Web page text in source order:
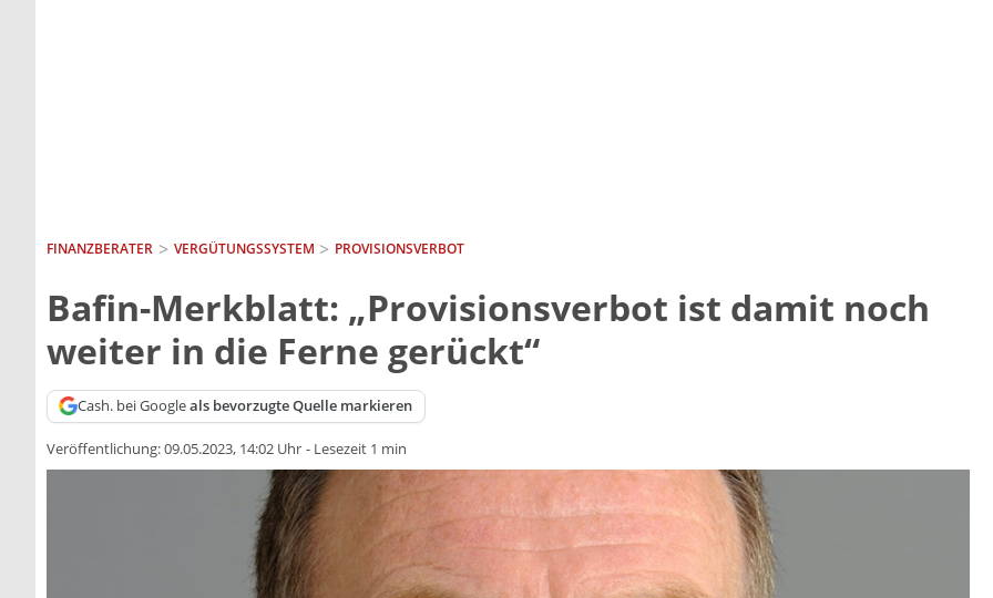
FINANZBERATER VERGÜTUNGSSYSTEM PROVISIONSVERBOT
Bafin-Merkblatt: „Provisionsverbot ist damit noch
weiter in die Ferne gerückt“
Cash. bei Googleals bevorzugte Quelle markieren
Veröffentlichung:09.05.2023, 14:02 Uhr - Lesezeit 1 min